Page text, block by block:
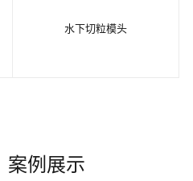
水下切粒模头
案例展示